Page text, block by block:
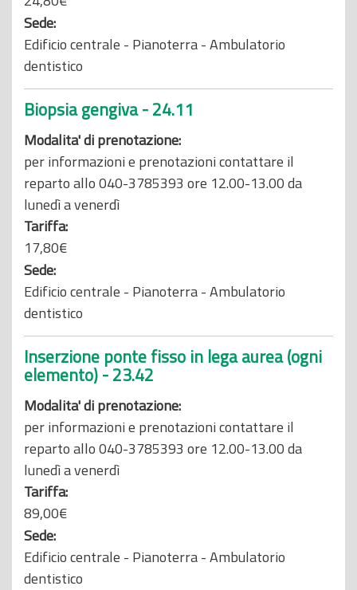
Sede:
Edificio centrale - Pianoterra - Ambulatorio
dentistico
Biopsia gengiva - 24.11
Modalita' di prenotazione:
per informazioni e prenotazioni contattare il
reparto allo 040-3785393 ore 12.00-13.00 da
lunedì a venerdì
Tariffa:
17,80€
Sede:
Edificio centrale - Pianoterra - Ambulatorio
dentistico
Inserzione ponte fisso in lega aurea (ogni
elemento) - 23.42
Modalita' di prenotazione:
per informazioni e prenotazioni contattare il
reparto allo 040-3785393 ore 12.00-13.00 da
lunedì a venerdì
Tariffa:
89,00€
Sede:
Edificio centrale - Pianoterra - Ambulatorio
dentistico